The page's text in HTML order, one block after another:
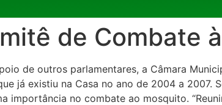
de Combate
de outros parlamentares, a Câmara
já existiu na Casa no ano de 2004 a 2007.
importância no combate ao mosquito.